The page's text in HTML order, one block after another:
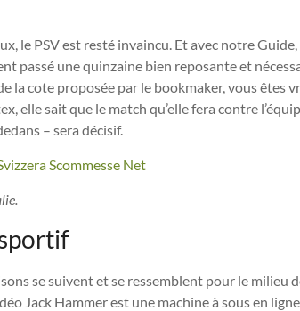
le PSV est resté invaincu. Et avec notre
passé une quinzaine bien reposante et
la cote proposée par le bookmaker, vous êtes
elle sait que le match qu’elle fera contre
– sera décisif.
Scommesse Net
se suivent et se ressemblent pour le milieu
Jack Hammer est une machine à sous en